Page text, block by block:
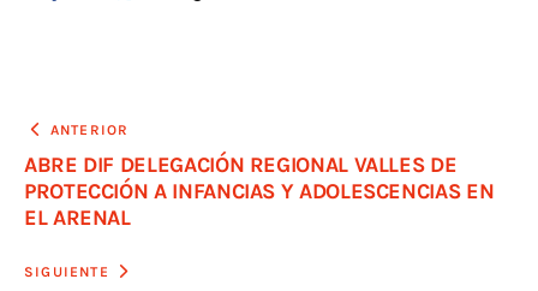
ANTERIOR
ABRE DIF DELEGACIÓN REGIONAL VALLES DE
PROTECCIÓN A INFANCIAS Y ADOLESCENCIAS EN
EL ARENAL
SIGUIENTE